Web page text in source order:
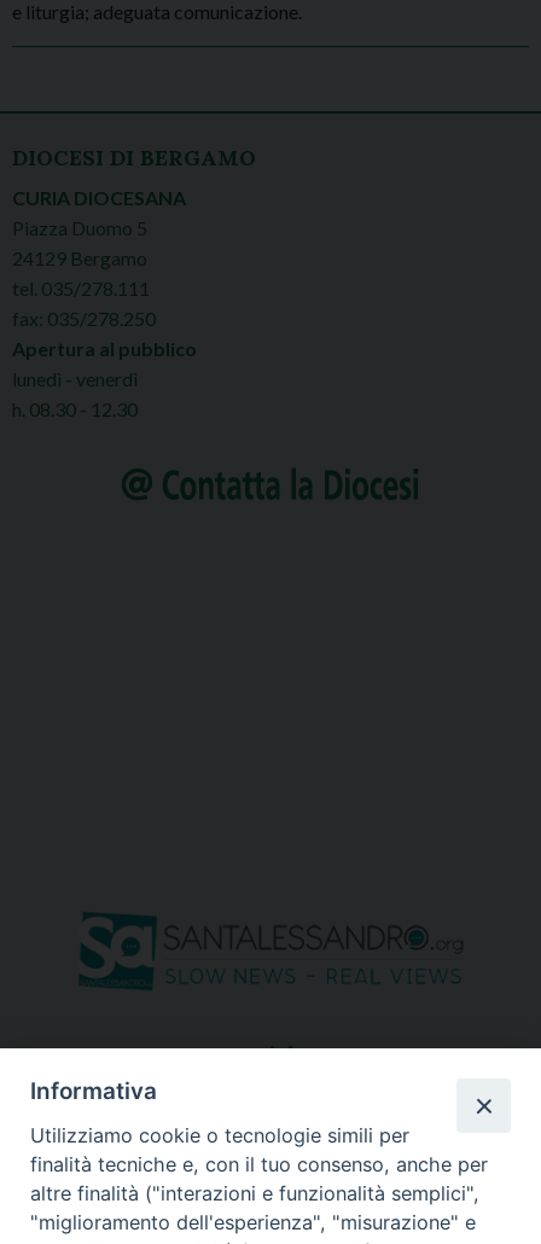
e liturgia; adeguata comunicazione.
s
t
N
a
v
i
g
DIOCESI DI BERGAMO
CURIA DIOCESANA
Piazza Duomo 5
24129 Bergamo
tel. 035/278.111
fax: 035/278.250
Apertura al pubblico
lunedì - venerdì
h. 08.30 - 12.30
seguici su
Informativa
Utilizziamo cookie o tecnologie simili per
finalità tecniche e, con il tuo consenso, anche per
altre finalità ("interazioni e funzionalità semplici",
"miglioramento dell'esperienza", "misurazione" e